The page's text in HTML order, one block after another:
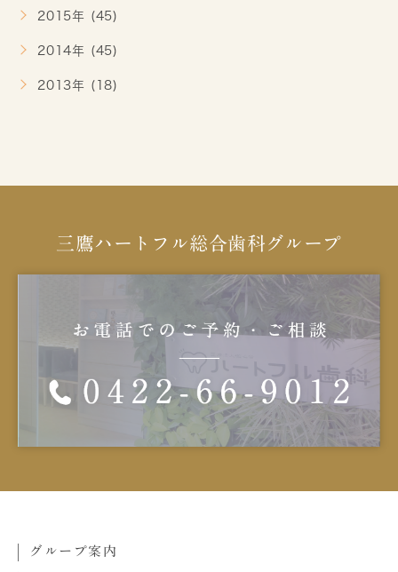
2015年 (45)
2014年 (45)
2013年 (18)
三鷹ハートフル総合歯科グループ
グループ案内